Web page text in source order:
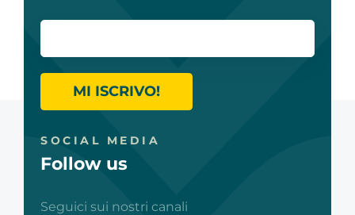
MI ISCRIVO!
SOCIAL MEDIA
Follow us
Seguici sui nostri canali